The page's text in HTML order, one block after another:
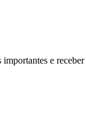
e receber